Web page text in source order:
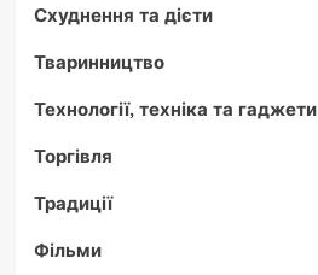
Схуднення та дієти
Тваринництво
Технології, техніка та гаджети
Торгівля
Традиції
Фільми